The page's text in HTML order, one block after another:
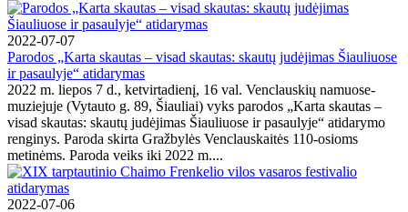
2022-07-07
Parodos „Karta skautas – visad skautas: skautų judėjimas Šiauliuose
ir pasaulyje“ atidarymas
2022 m. liepos 7 d., ketvirtadienį, 16 val. Venclauskių namuose-
muziejuje (Vytauto g. 89, Šiauliai) vyks parodos „Karta skautas –
visad skautas: skautų judėjimas Šiauliuose ir pasaulyje“ atidarymo
renginys. Paroda skirta Gražbylės Venclauskaitės 110-osioms
metinėms. Paroda veiks iki 2022 m....
2022-07-06